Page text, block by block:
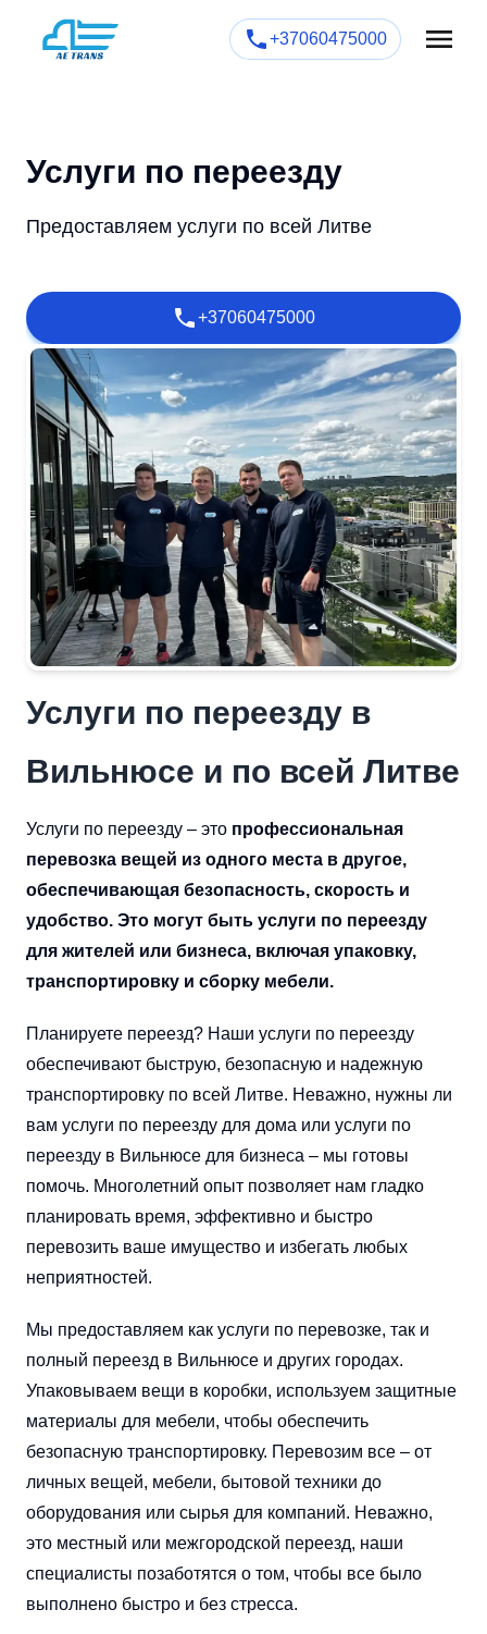
+37060475000
Услуги по переезду
Предоставляем услуги по всей Литве
+37060475000
Услуги по переезду в
Вильнюсе и по всей Литве
Услуги по переезду – это профессиональная
перевозка вещей из одного места в другое,
обеспечивающая безопасность, скорость и
удобство. Это могут быть услуги по переезду
для жителей или бизнеса, включая упаковку,
транспортировку и сборку мебели.
Планируете переезд? Наши услуги по переезду
обеспечивают быструю, безопасную и надежную
транспортировку по всей Литве. Неважно, нужны ли
вам услуги по переезду для дома или услуги по
переезду в Вильнюсе для бизнеса – мы готовы
помочь. Многолетний опыт позволяет нам гладко
планировать время, эффективно и быстро
перевозить ваше имущество и избегать любых
неприятностей.
Мы предоставляем как услуги по перевозке, так и
полный переезд в Вильнюсе и других городах.
Упаковываем вещи в коробки, используем защитные
материалы для мебели, чтобы обеспечить
безопасную транспортировку. Перевозим все – от
личных вещей, мебели, бытовой техники до
оборудования или сырья для компаний. Неважно,
это местный или межгородской переезд, наши
специалисты позаботятся о том, чтобы все было
выполнено быстро и без стресса.